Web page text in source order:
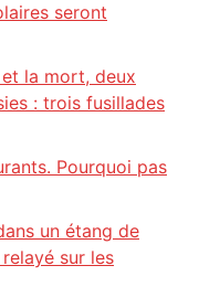
seront
la mort, deux
: trois fusillades
Pourquoi pas
un étang de
sur les